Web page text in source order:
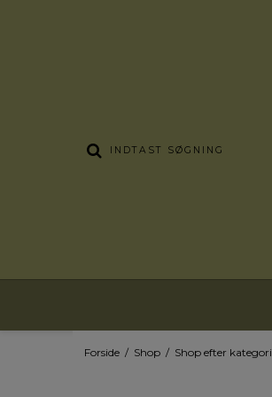
Forside / Shop / Shop efter kategori